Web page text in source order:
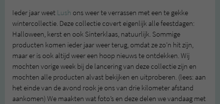
Ieder jaar weet Lush ons weer te verrassen met een te gekke
wintercollectie. Deze collectie covert eigenlijk alle feestdagen:
Halloween, kerst en ook Sinterklaas, natuurlijk. Sommige
producten komen ieder jaar weer terug, omdat ze zo’n hit zijn,
maar er is ook altijd weer een hoop nieuws te ontdekken. Wij
mochten vorige week bij de lancering van deze collectie zijn en
mochten alle producten alvast bekijken en uitproberen. (lees: aan
het einde van de avond rook je ons van drie kilometer afstand
aankomen) We maakten wat foto’s en deze delen we vandaag met